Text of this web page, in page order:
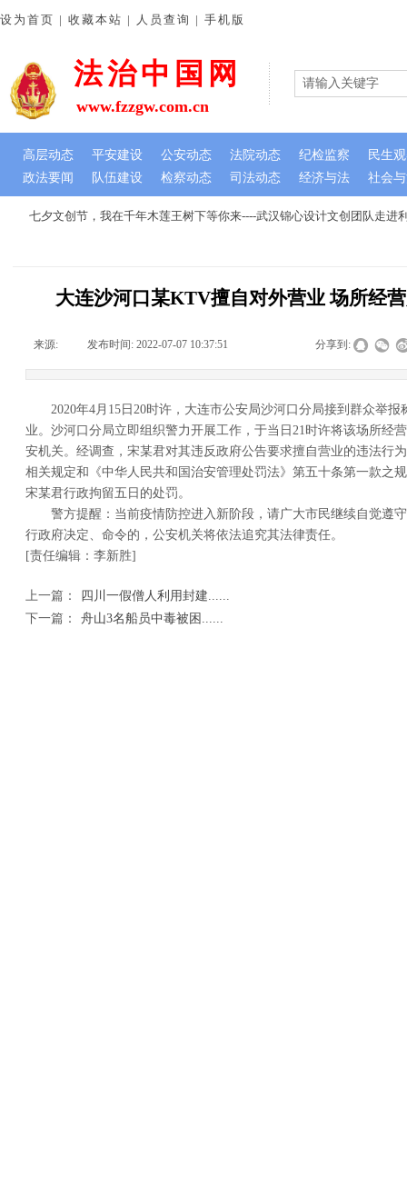
七夕文创节，我在千年木莲王树下等你来----武汉锦心设计文创团队走进
法治中国网
政法要闻 队伍建设 检察动态 司法动态 经济与法 社会
设为首页 | 收藏本站 | 人员查询 | 手机版
www.fzzgw.com.cn
高层动态 平安建设 公安动态 法院动态 纪检监察 民生
大连沙河口某KTV擅自对外营业 场所经
来源: 发布时间: 2022-07-07 10:37:51 分享到:
2020年4月15日20时许，大连市公安局沙河口分局接到群众举
业。沙河口分局立即组织警力开展工作，于当日21时许将该场所经
安机关。经调查，宋某君对其违反政府公告要求擅自营业的违法行
相关规定和《中华人民共和国治安管理处罚法》第五十条第一款之
宋某君行政拘留五日的处罚。
警方提醒：当前疫情防控进入新阶段，请广大市民继续自觉遵
行政府决定、命令的，公安机关将依法追究其法律责任。
[责任编辑：李新胜]
上一篇：
四川一假僧人利用封建......
下一篇：
舟山3名船员中毒被困......